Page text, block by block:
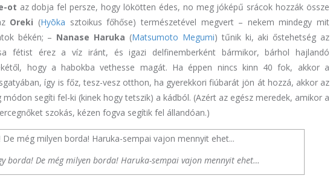
ot az dobja fel persze, hogy lökötten édes, no meg jóképű srácok hozzák össze
Oreki (Hyōka sztoikus főhőse) természetével megvert – nekem mindegy mit
békén; – Nanase Haruka (Matsumoto Megumi) tűnik ki, aki őstehetség az
fétist érez a víz iránt, és igazi delfinemberként bármikor, bárhol hajlandó
hogy a habokba vethesse magát. Ha éppen nincs kinn 40 fok, akkor a
így is főz, tesz-vesz otthon, ha gyerekkori fiúbarát jön át hozzá, akkor az
módon segíti fel-ki (kinek hogy tetszik) a kádból. (Azért az egész meredek, amikor a
szokás, kézen fogva segítik fel állandóan.)
borda! De még milyen borda! Haruka-sempai vajon mennyit ehet…